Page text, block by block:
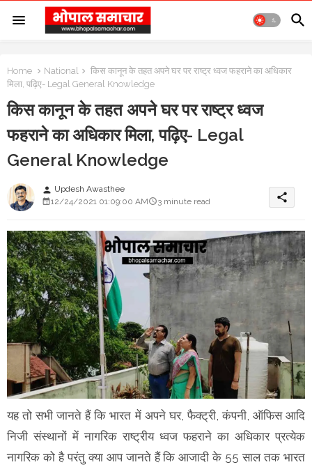
Home National
किस कानून के तहत अपने घर पर राष्ट्र ध्वज फहराने का अधिकार
मिला, पढ़िए- Legal General Knowledge
किस कानून के तहत अपने घर पर राष्ट्र ध्वज
फहराने का अधिकार मिला, पढ़िए- Legal
General Knowledge
person Updesh Awasthee
12/24/2021 01:09:00 AM
3 minute read share
यह तो सभी जानते हैं कि भारत में अपने घर, फैक्ट्री, कंपनी, ऑफिस आदि
निजी संस्थानों में नागरिक राष्ट्रीय ध्वज फहराने का अधिकार प्रत्येक
नागरिक को है परंतु क्या आप जानते हैं कि आजादी के 55 साल तक भारत